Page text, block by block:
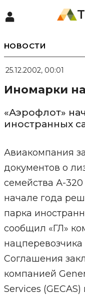
НОВОСТИ
25.12.2002, 00:01
Иномарки
«Аэрофлот»
иностранных
Авиакомпания
документов о
семейства А-
начале года
парка
сообщил «ГЛ»
Соглашения
компанией
Services